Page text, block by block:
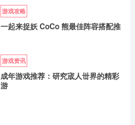
游戏攻略
一起来捉妖 CoCo 熊最佳阵容搭配推
游戏资讯
成年游戏推荐：研究宬人丗界的精彩
游